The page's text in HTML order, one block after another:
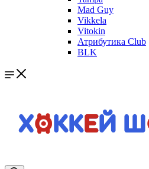
Mad Guy
Vikkela
Vitokin
Атрибутика Club
BLK